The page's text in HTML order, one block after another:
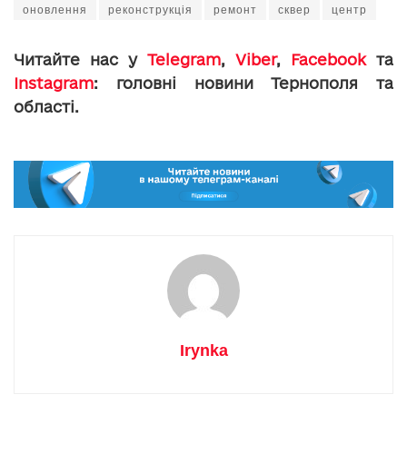
оновлення реконструкція ремонт сквер центр
Читайте нас у Telegram, Viber, Facebookта
Instagram: головні новини Тернополя та
області.
Irynka